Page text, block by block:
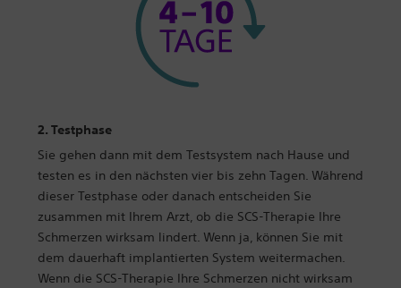
2. Testphase
Sie gehen dann mit dem Testsystem nach Hause und
testen es in den nächsten vier bis zehn Tagen. Während
dieser Testphase oder danach entscheiden Sie
zusammen mit Ihrem Arzt, ob die SCS-Therapie Ihre
Schmerzen wirksam lindert. Wenn ja, können Sie mit
dem dauerhaft implantierten System weitermachen.
Wenn die SCS-Therapie Ihre Schmerzen nicht wirksam